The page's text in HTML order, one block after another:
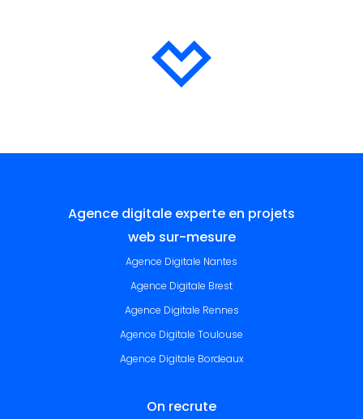
Agence digitale experte en projets
web sur-mesure
Agence Digitale Nantes
Agence Digitale Brest
Agence Digitale Rennes
Agence Digitale Toulouse
Agence Digitale Bordeaux
On recrute